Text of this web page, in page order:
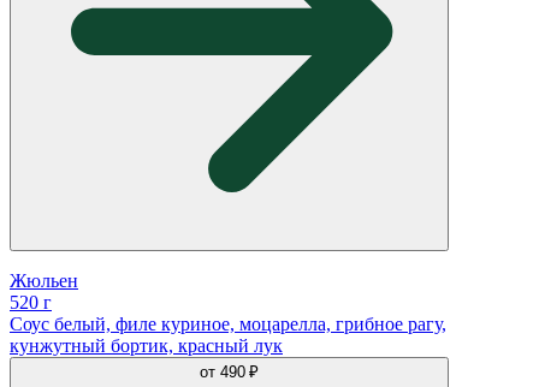
Жюльен
520 г
Соус белый, филе куриное, моцарелла, грибное рагу,
кунжутный бортик, красный лук
от 490 ₽